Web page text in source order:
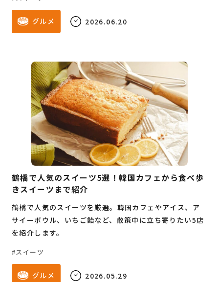
グルメ 2026.06.20
鶴橋で人気のスイーツ5選！韓国カフェから食べ歩
きスイーツまで紹介
鶴橋で人気のスイーツを厳選。韓国カフェやアイス、ア
サイーボウル、いちご飴など、散策中に立ち寄りたい5店
を紹介します。
スイーツ
グルメ 2026.05.29